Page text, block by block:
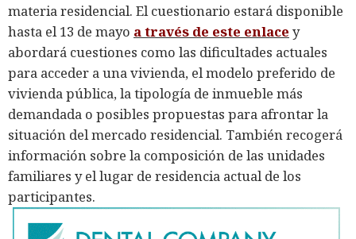
materia residencial. El cuestionario estará disponible
hasta el 13 de mayo a través de este enlace y
abordará cuestiones como las dificultades actuales
para acceder a una vivienda, el modelo preferido de
vivienda pública, la tipología de inmueble más
demandada o posibles propuestas para afrontar la
situación del mercado residencial. También recogerá
información sobre la composición de las unidades
familiares y el lugar de residencia actual de los
participantes.